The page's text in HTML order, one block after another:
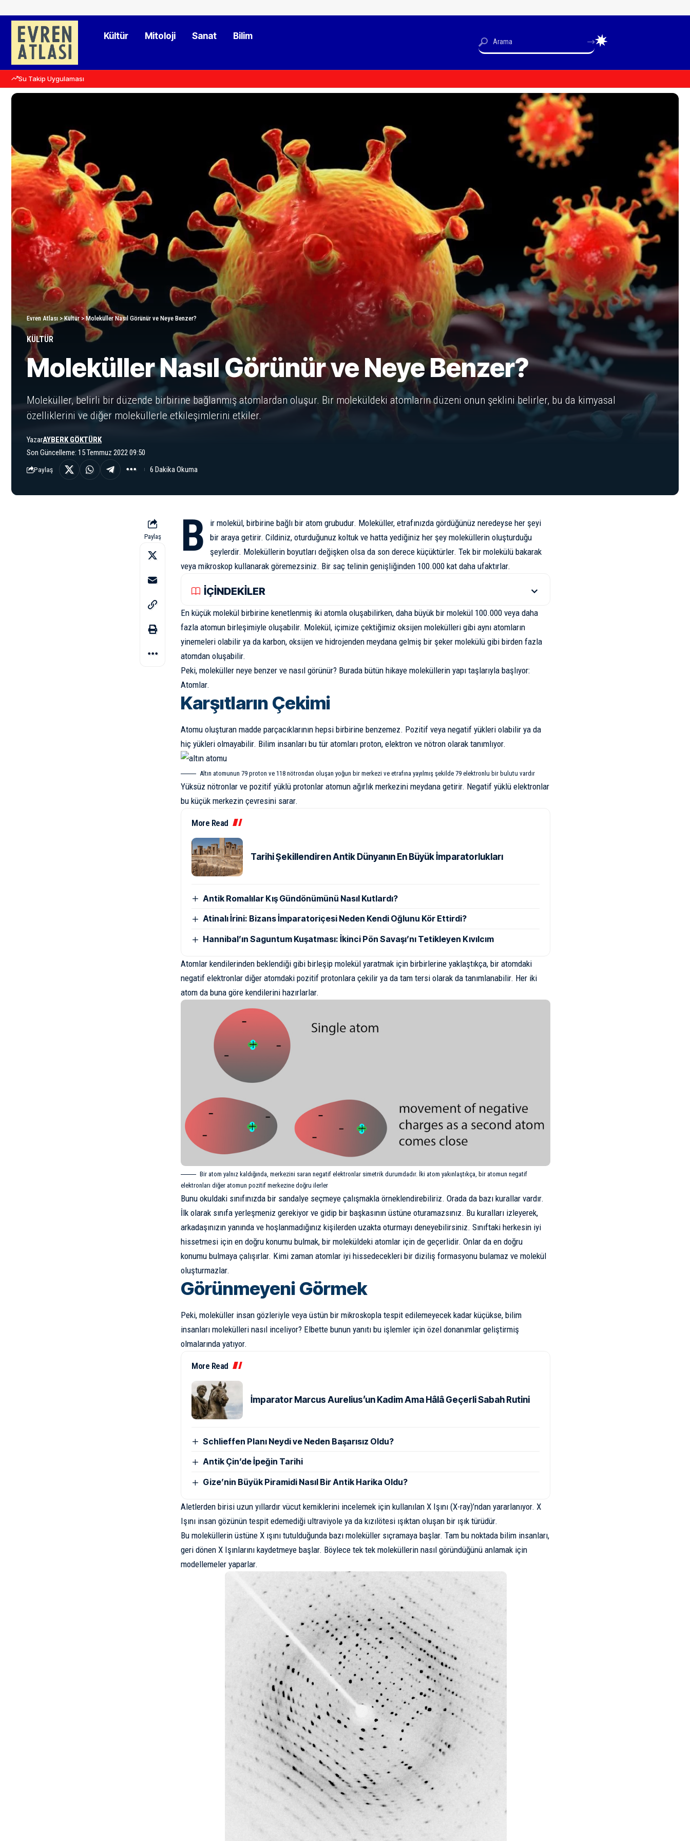
Kültür Mitoloji Sanat Bilim
Su Takip Uygulaması
Evren Atlası >Kültür>Moleküller Nasıl Görünür ve Neye Benzer?
KÜLTÜR
Moleküller Nasıl Görünür ve Neye Benzer?
Moleküller, belirli bir düzende birbirine bağlanmış atomlardan oluşur. Bir moleküldeki atomların düzeni onun şeklini belirler, bu da kimyasal
özelliklerini ve diğer moleküllerle etkileşimlerini etkiler.
Son Güncelleme: 15 Temmuz 2022 09:50
YazarAYBERK GÖKTÜRK
Paylaş 6 Dakika Okuma
Paylaş B
ir molekül, birbirine bağlı bir atom grubudur. Moleküller, etrafınızda gördüğünüz neredeyse her şeyi
bir araya getirir. Cildiniz, oturduğunuz koltuk ve hatta yediğiniz her şey moleküllerin oluşturduğu
şeylerdir. Moleküllerin boyutları değişken olsa da son derece küçüktürler. Tek bir molekülü bakarak
veya mikroskop kullanarak göremezsiniz. Bir saç telinin genişliğinden 100.000 kat daha ufaktırlar.
İÇİNDEKİLER
En küçük molekül birbirine kenetlenmiş iki atomla oluşabilirken, daha büyük bir molekül 100.000 veya daha
fazla atomun birleşimiyle oluşabilir. Molekül, içimize çektiğimiz oksijen molekülleri gibi aynı atomların
yinemeleri olabilir ya da karbon, oksijen ve hidrojenden meydana gelmiş bir şeker molekülü gibi birden fazla
atomdan oluşabilir.
Peki, moleküller neye benzer ve nasıl görünür? Burada bütün hikaye moleküllerin yapı taşlarıyla başlıyor:
Atomlar.
Karşıtların Çekimi
Atomu oluşturan madde parçacıklarının hepsi birbirine benzemez. Pozitif veya negatif yükleri olabilir ya da
hiç yükleri olmayabilir. Bilim insanları bu tür atomları proton, elektron ve nötron olarak tanımlıyor.
Altın atomunun 79 proton ve 118 nötrondan oluşan yoğun bir merkezi ve etrafına yayılmış şekilde 79 elektronlu bir bulutu vardır
Yüksüz nötronlar ve pozitif yüklü protonlar atomun ağırlık merkezini meydana getirir. Negatif yüklü elektronlar
bu küçük merkezin çevresini sarar.
More Read
Tarihi Şekillendiren Antik Dünyanın En Büyük İmparatorlukları
Antik Romalılar Kış Gündönümünü Nasıl Kutlardı?
Atinalı İrini: Bizans İmparatoriçesi Neden Kendi Oğlunu Kör Ettirdi?
Hannibal’ın Saguntum Kuşatması: İkinci Pön Savaşı’nı Tetikleyen Kıvılcım
Atomlar kendilerinden beklendiği gibi birleşip molekül yaratmak için birbirlerine yaklaştıkça, bir atomdaki
negatif elektronlar diğer atomdaki pozitif protonlara çekilir ya da tam tersi olarak da tanımlanabilir. Her iki
atom da buna göre kendilerini hazırlarlar.
Bir atom yalnız kaldığında, merkezini saran negatif elektronlar simetrik durumdadır. İki atom yakınlaştıkça, bir atomun negatif
elektronları diğer atomun pozitif merkezine doğru ilerler
Bunu okuldaki sınıfınızda bir sandalye seçmeye çalışmakla örneklendirebiliriz. Orada da bazı kurallar vardır.
İlk olarak sınıfa yerleşmeniz gerekiyor ve gidip bir başkasının üstüne oturamazsınız. Bu kuralları izleyerek,
arkadaşınızın yanında ve hoşlanmadığınız kişilerden uzakta oturmayı deneyebilirsiniz. Sınıftaki herkesin iyi
hissetmesi için en doğru konumu bulmak, bir moleküldeki atomlar için de geçerlidir. Onlar da en doğru
konumu bulmaya çalışırlar. Kimi zaman atomlar iyi hissedecekleri bir diziliş formasyonu bulamaz ve molekül
oluşturmazlar.
Görünmeyeni Görmek
Peki, moleküller insan gözleriyle veya üstün bir mikroskopla tespit edilemeyecek kadar küçükse, bilim
insanları molekülleri nasıl inceliyor? Elbette bunun yanıtı bu işlemler için özel donanımlar geliştirmiş
olmalarında yatıyor.
More Read
İmparator Marcus Aurelius’un Kadim Ama Hâlâ Geçerli Sabah Rutini
Schlieffen Planı Neydi ve Neden Başarısız Oldu?
Antik Çin’de İpeğin Tarihi
Gize’nin Büyük Piramidi Nasıl Bir Antik Harika Oldu?
Aletlerden birisi uzun yıllardır vücut kemiklerini incelemek için kullanılan X Işını (X-ray)’ndan yararlanıyor. X
Işını insan gözünün tespit edemediği ultraviyole ya da kızılötesi ışıktan oluşan bir ışık türüdür.
Bu moleküllerin üstüne X ışını tutulduğunda bazı moleküller sıçramaya başlar. Tam bu noktada bilim insanları,
geri dönen X Işınlarını kaydetmeye başlar. Böylece tek tek moleküllerin nasıl göründüğünü anlamak için
modellemeler yaparlar.